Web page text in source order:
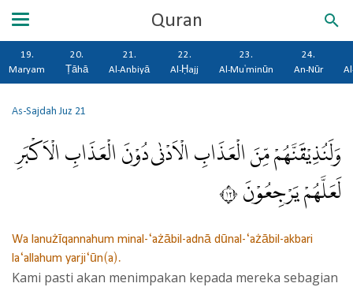
Quran
19.
Maryam
20.
Ṭāhā
21.
Al-Anbiyā
22.
Al-Ḥajj
23.
Al-Mu'minūn
24.
An-Nūr
As-SajdahJuz 21
وَلَنُذِيْقَنَّهُمْ مِّنَ الْعَذَابِ الْاَدْنٰى دُوْنَ الْعَذَابِ الْاَكْبَرِ
لَعَلَّهُمْ يَرْجِعُوْنَ ٢١
Wa lanużīqannahum minal-‘ażābil-adnā dūnal-‘ażābil-akbari
la‘allahum yarji‘ūn(a).
Kami pasti akan menimpakan kepada mereka sebagian